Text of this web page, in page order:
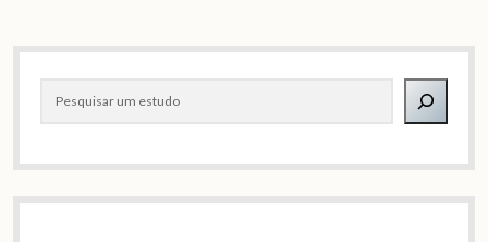
um
Barra
lateral